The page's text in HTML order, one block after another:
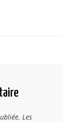
Les